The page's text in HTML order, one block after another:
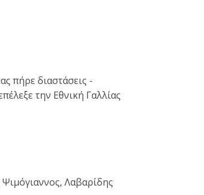
πήρε διαστάσεις -
την Εθνική Γαλλίας
Λαβαρίδης